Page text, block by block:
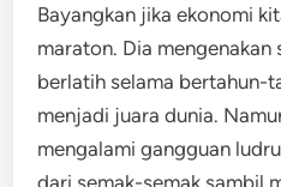
Bayangkan jika ekonomi
maraton. Dia
berlatih selama bertahun-
menjadi juara dunia.
mengalami gangguan
dari semak-semak sambil